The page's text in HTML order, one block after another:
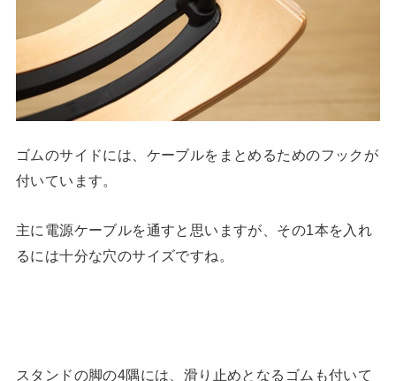
ゴムのサイドには、ケーブルをまとめるためのフックが
付いています。
主に電源ケーブルを通すと思いますが、その1本を入れ
るには十分な穴のサイズですね。
スタンドの脚の4隅には、滑り止めとなるゴムも付いて